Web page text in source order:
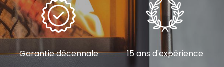
Garantie décennale 15 ans d'expérience